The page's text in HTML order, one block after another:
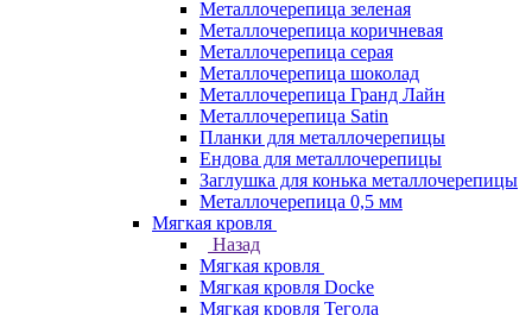
Металлочерепица зеленая
Металлочерепица коричневая
Металлочерепица серая
Металлочерепица шоколад
Металлочерепица Гранд Лайн
Металлочерепица Satin
Планки для металлочерепицы
Ендова для металлочерепицы
Заглушка для конька металлочерепицы
Металлочерепица 0,5 мм
Мягкая кровля
Назад
Мягкая кровля
Мягкая кровля Docke
Мягкая кровля Тегола